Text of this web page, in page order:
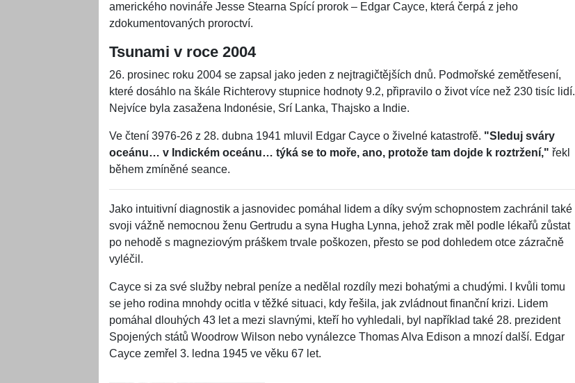
amerického novináře Jesse Stearna Spící prorok – Edgar Cayce, která čerpá z jeho
zdokumentovaných proroctví.
Tsunami v roce 2004
26. prosinec roku 2004 se zapsal jako jeden z nejtragičtějších dnů. Podmořské zemětřesení,
které dosáhlo na škále Richterovy stupnice hodnoty 9.2, připravilo o život více než 230 tisíc lidí.
Nejvíce byla zasažena Indonésie, Srí Lanka, Thajsko a Indie.
Ve čtení 3976-26 z 28. dubna 1941 mluvil Edgar Cayce o živelné katastrofě. "Sleduj sváry
oceánu… v Indickém oceánu… týká se to moře, ano, protože tam dojde k roztržení," řekl
během zmíněné seance.
Jako intuitivní diagnostik a jasnovidec pomáhal lidem a díky svým schopnostem zachránil také
svoji vážně nemocnou ženu Gertrudu a syna Hugha Lynna, jehož zrak měl podle lékařů zůstat
po nehodě s magneziovým práškem trvale poškozen, přesto se pod dohledem otce zázračně
vyléčil.
Cayce si za své služby nebral peníze a nedělal rozdíly mezi bohatými a chudými. I kvůli tomu
se jeho rodina mnohdy ocitla v těžké situaci, kdy řešila, jak zvládnout finanční krizi. Lidem
pomáhal dlouhých 43 let a mezi slavnými, kteří ho vyhledali, byl například také 28. prezident
Spojených států Woodrow Wilson nebo vynálezce Thomas Alva Edison a mnozí další. Edgar
Cayce zemřel 3. ledna 1945 ve věku 67 let.